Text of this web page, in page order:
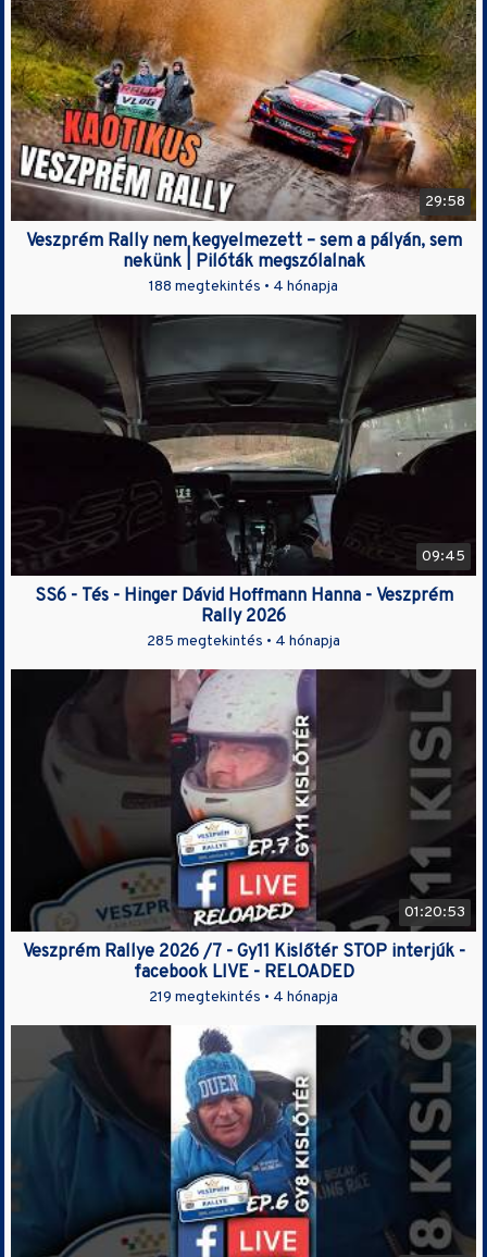
29:58
Veszprém Rally nem kegyelmezett – sem a pályán, sem
nekünk | Pilóták megszólalnak
188 megtekintés • 4 hónapja
09:45
SS6 - Tés - Hinger Dávid Hoffmann Hanna - Veszprém
Rally 2026
285 megtekintés • 4 hónapja
01:20:53
Veszprém Rallye 2026 /7 - Gy11 Kislőtér STOP interjúk -
facebook LIVE - RELOADED
219 megtekintés • 4 hónapja